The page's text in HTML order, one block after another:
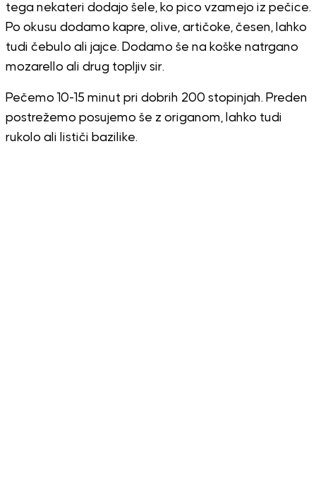
tega nekateri dodajo šele, ko pico vzamejo iz pečice.
Po okusu dodamo kapre, olive, artičoke, česen, lahko
tudi čebulo ali jajce. Dodamo še na koške natrgano
mozarello ali drug topljiv sir.
Pečemo 10-15 minut pri dobrih 200 stopinjah. Preden
postrežemo posujemo še z origanom, lahko tudi
rukolo ali lističi bazilike.